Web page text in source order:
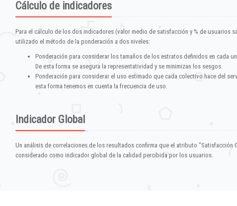
Cálculo de indicadores
Para el cálculo de los dos indicadores (valor medio de satisfacción y % de usuarios
utilizado el método de la ponderación a dos niveles:
Ponderación para considerar los tamaños de los estratos definidos en cada
De esta forma se asegura la representatividad y se minimizan los sesgos.
Ponderación para considerar el uso estimado que cada colectivo hace del
esta forma tenemos en cuenta la frecuencia de uso.
Indicador Global
Un análisis de correlaciones de los resultados confirma que el atributo "Satisfacción
considerado como indicador global de la calidad percibida por los usuarios.